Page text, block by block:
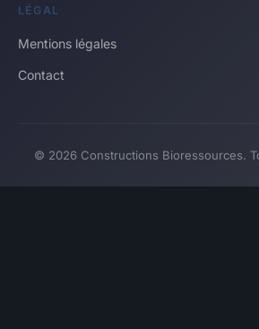
LÉGAL
Mentions légales
Contact
© 2026 Constructions Bioressources.